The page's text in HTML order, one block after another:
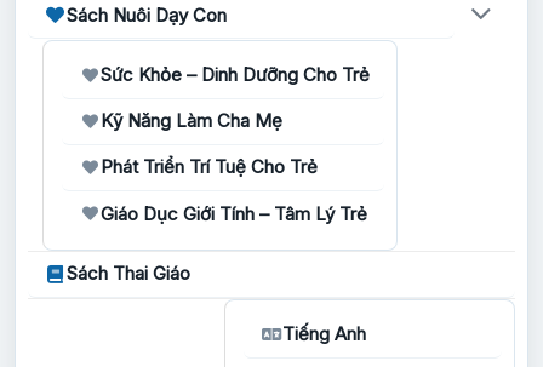
Sách Nuôi Dạy Con
Sức Khỏe – Dinh Dưỡng Cho Trẻ
Kỹ Năng Làm Cha Mẹ
Phát Triển Trí Tuệ Cho Trẻ
Giáo Dục Giới Tính – Tâm Lý Trẻ
Sách Thai Giáo
Tiếng Anh